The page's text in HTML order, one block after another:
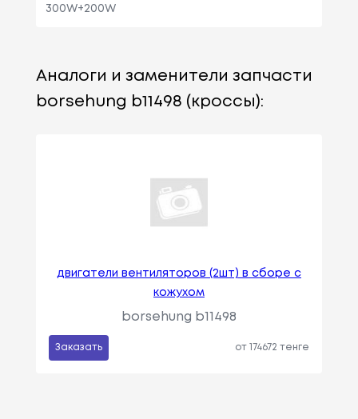
300W+200W
Аналоги и заменители запчасти
borsehung b11498 (кроссы):
двигатели вентиляторов (2шт) в сборе с
кожухом
borsehung b11498
Заказать от 174672 тенге